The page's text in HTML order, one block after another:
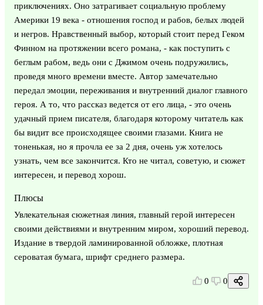
приключениях. Оно затрагивает социальную проблему
Америки 19 века - отношения господ и рабов, белых людей
и негров. Нравственный выбор, который стоит перед Геком
Финном на протяжении всего романа, - как поступить с
беглым рабом, ведь они с Джимом очень подружились,
проведя много времени вместе. Автор замечательно
передал эмоции, переживания и внутренний диалог главного
героя. А то, что рассказ ведется от его лица, - это очень
удачный прием писателя, благодаря которому читатель как
бы видит все происходящее своими глазами. Книга не
тоненькая, но я прочла ее за 2 дня, очень уж хотелось
узнать, чем все закончится. Кто не читал, советую, и сюжет
интересен, и перевод хорош.
Плюсы
Увлекательная сюжетная линия, главный герой интересен
своими действиями и внутренним миром, хороший перевод.
Издание в твердой ламинированной обложке, плотная
сероватая бумага, шрифт среднего размера.
0 0